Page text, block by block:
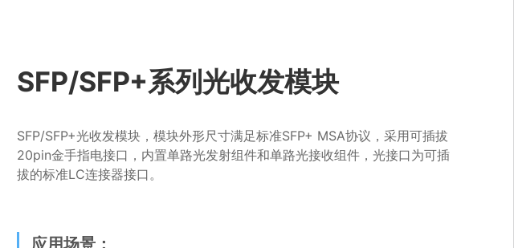
SFP/SFP+系列光收发模块
SFP/SFP+光收发模块，模块外形尺寸满足标准SFP+ MSA协议，采用可插拔
20pin金手指电接口，内置单路光发射组件和单路光接收组件，光接口为可插
拔的标准LC连接器接口。
应用场景：